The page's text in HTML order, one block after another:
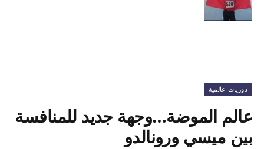
دوريات عالمية
عالم الموضة…وجهة جديد للمنافسة
بين ميسي ورونالدو